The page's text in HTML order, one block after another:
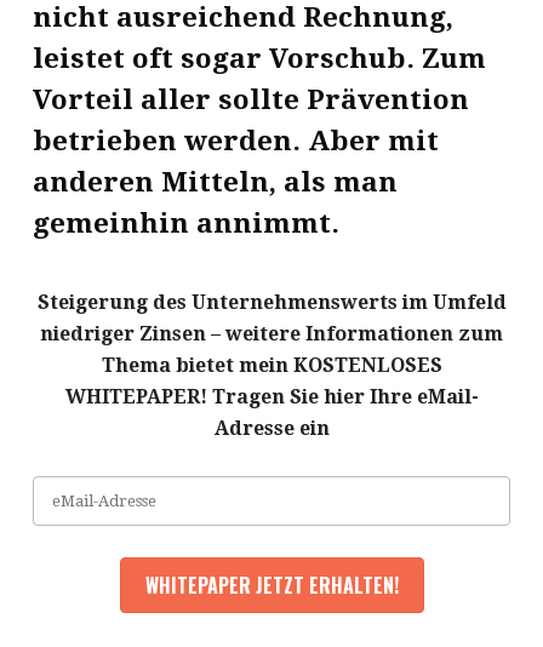
nicht ausreichend Rechnung,
leistet oft sogar Vorschub. Zum
Vorteil aller sollte Prävention
betrieben werden. Aber mit
anderen Mitteln, als man
gemeinhin annimmt.
Steigerung des Unternehmenswerts im Umfeld
niedriger Zinsen – weitere Informationen zum
Thema bietet mein KOSTENLOSES
WHITEPAPER! Tragen Sie hier Ihre eMail-
Adresse ein